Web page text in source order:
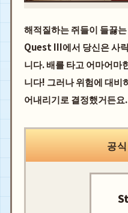
해적질하는 쥐들이 들끓
Quest III에서 당신은 사
니다. 배를 타고 어마어마
니다! 그러나 위험에 대비
어내리기로 결정했거든요
공